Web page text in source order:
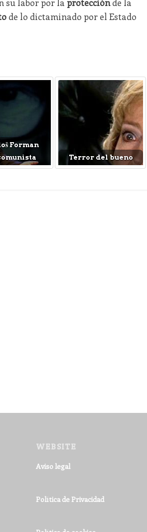
su labor por la protecciónde la
de lo dictaminado por el Estado
Forman
Terror del bueno
WEBSITE
Aviso legal
Política de Privacidad